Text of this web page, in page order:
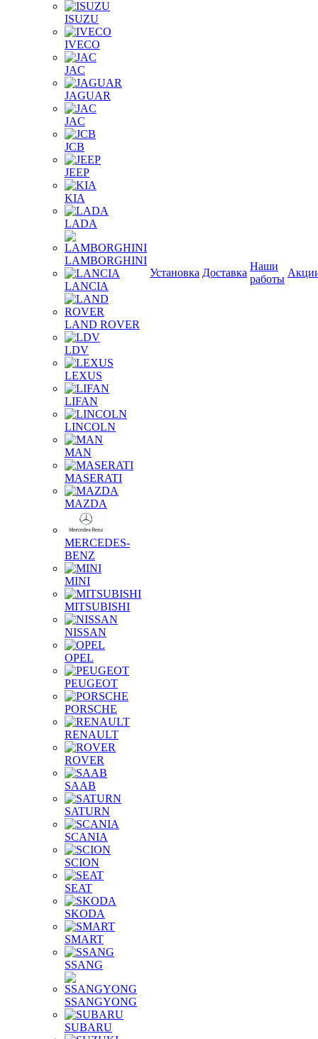
ISUZU
IVECO
JAC
JAGUAR
JAС
JCB
JEEP
KIA
LADA
LAMBORGHINI
LANCIA
LAND ROVER
LDV
LEXUS
LIFAN
LINCOLN
MAN
MASERATI
MAZDA
MERCEDES-
BENZ
MINI
MITSUBISHI
NISSAN
OPEL
PEUGEOT
PORSCHE
RENAULT
ROVER
SAAB
SATURN
SCANIA
SCION
SEAT
SKODA
SMART
SSANG
SSANGYONG
SUBARU
Установка Доставка
Наши
работы